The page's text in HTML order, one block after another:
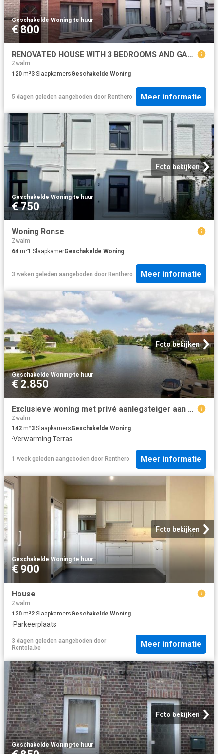
Geschakelde Woning·te huur
€ 800
RENOVATED HOUSE WITH 3 BEDROOMS AND GARDEN
Zwalm
120 m²3 SlaapkamersGeschakelde Woning
5 dagen geleden aangeboden door Renthero Meer informatie
Foto bekijken
Geschakelde Woning·te huur
€ 750
Woning Ronse
Zwalm
64 m²1 SlaapkamerGeschakelde Woning
3 weken geleden aangeboden door Renthero Meer informatie
Foto bekijken
Geschakelde Woning·te huur
€ 2.850
Exclusieve woning met privé aanlegsteiger aan de Leie te.
Zwalm
142 m²3 SlaapkamersGeschakelde Woning
·Verwarming·Terras
1 week geleden aangeboden door Renthero Meer informatie
Foto bekijken
Geschakelde Woning·te huur
€ 900
House
Zwalm
120 m²2 SlaapkamersGeschakelde Woning
·Parkeerplaats
3 dagen geleden aangeboden door
Rentola.be
Meer informatie
Foto bekijken
Geschakelde Woning·te huur